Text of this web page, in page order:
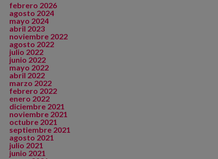
febrero 2026
agosto 2024
mayo 2024
abril 2023
noviembre 2022
agosto 2022
julio 2022
junio 2022
mayo 2022
abril 2022
marzo 2022
febrero 2022
enero 2022
diciembre 2021
noviembre 2021
octubre 2021
septiembre 2021
agosto 2021
julio 2021
junio 2021